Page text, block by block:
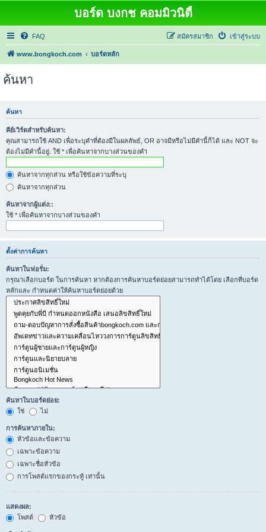
บอร์ด บงกช คอมมิวนิตี้
FAQ เข้าสู่ระบบ
สมัครสมาชิก
www.bongkoch.com บอร์ดหลัก
ค้นหา
ค้นหา
คีย์เวิร์ดสำหรับค้นหา:
คุณสามารถใช้ AND เพื่อระบุคำที่ต้องมีในผลลัพธ์, OR อาจมีหรือไม่มีคำนี้ก็ได้ และ NOT จะ
ต้องไม่มีคำนี้อยู่. ใช้ * เพื่อค้นหาจากบางส่วนของคำ
ค้นหาจากทุกส่วน หรือใช้ข้อความที่ระบุ
ค้นหาจากทุกส่วน
ค้นหาจากผู้แต่ง::
ใช้ * เพื่อค้นหาจากบางส่วนของคำ
ตั้งค่าการค้นหา
ค้นหาในฟอรั่ม:
กรุณาเลือกบอร์ด ในการค้นหา หากต้องการค้นหาบอร์ดย่อยสามารถทำได้โดย เลือกที่บอร์ด
หลักและ กำหนดค่าให้ค้นหาบอร์ดย่อยด้วย
ค้นหาในบอร์ดย่อย:
ใช่
ไม่
การค้นหาภายใน:
หัวข้อและข้อความ
เฉพาะข้อความ
เฉพาะชื่อหัวข้อ
การโพสต์แรกของกระทู้ เท่านั้น
แสดงผล:
โพสต์
หัวข้อ